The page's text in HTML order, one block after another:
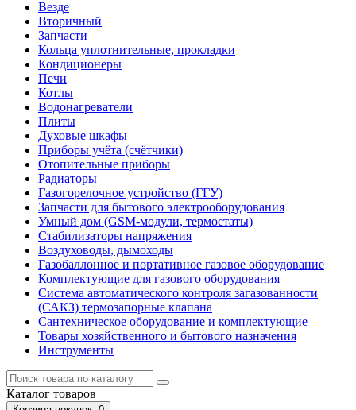
Везде
Вторичный
Запчасти
Кольца уплотнительные, прокладки
Кондиционеры
Печи
Котлы
Водонагреватели
Плиты
Духовые шкафы
Приборы учёта (счётчики)
Отопительные приборы
Радиаторы
Газогорелочное устройство (ГГУ)
Запчасти для бытового электрооборудования
Умный дом (GSM-модули, термостаты)
Cтабилизаторы напряжения
Воздуховоды, дымоходы
Газобаллонное и портативное газовое оборудование
Комплектующие для газового оборудования
Система автоматического контроля загазованности
(САКЗ) термозапорные клапана
Сантехническое оборудование и комплектующие
Товары хозяйственного и бытового назначения
Инструменты
Каталог товаров